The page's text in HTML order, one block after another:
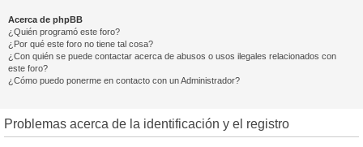
Acerca de phpBB
¿Quién programó este foro?
¿Por qué este foro no tiene tal cosa?
¿Con quién se puede contactar acerca de abusos o usos ilegales relacionados con
este foro?
¿Cómo puedo ponerme en contacto con un Administrador?
Problemas acerca de la identificación y el registro